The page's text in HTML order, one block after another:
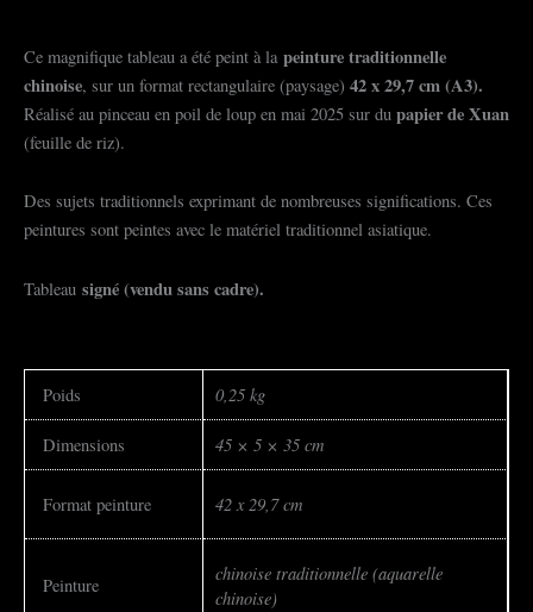
Ce magnifique tableau a été peint à la peinture traditionnelle
chinoise, sur un format rectangulaire (paysage) 42x 29,7 cm (A3).
Réalisé au pinceau en poil de loup en mai 2025 sur du papier de Xuan
(feuille de riz).
Des sujets traditionnels exprimant de nombreuses significations. Ces
peintures sont peintes avec le matériel traditionnel asiatique.
Tableau signé (vendu sans cadre).
Poids 0,25 kg
Dimensions 45 × 5 × 35 cm
Format peinture 42 x 29,7 cm
Peinture
chinoise traditionnelle (aquarelle
chinoise)